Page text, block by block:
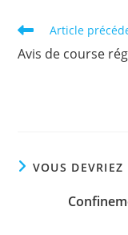
Read
articles
Article
Avis de course
VOUS